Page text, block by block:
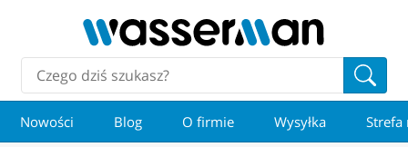
Nowości Blog O firmie Wysyłka Strefa